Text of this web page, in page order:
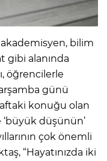
bilim
gibi alanında
öğrencilerle
günü
konuğu olan
düşünün’
çok önemli
“Hayatınızda iki